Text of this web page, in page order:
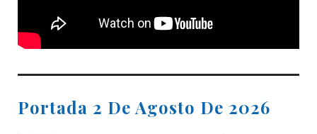
Portada 2 De Agosto De 2026